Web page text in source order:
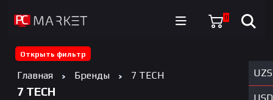
0
UZS
Открыть фильтр
Главная Бренды 7 TECH
7 TECH